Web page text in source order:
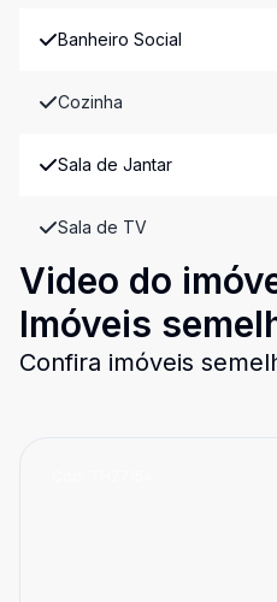
Banheiro Social
Cozinha
Sala de Jantar
Sala de TV
Video do
Imóveis
Confira imóveis